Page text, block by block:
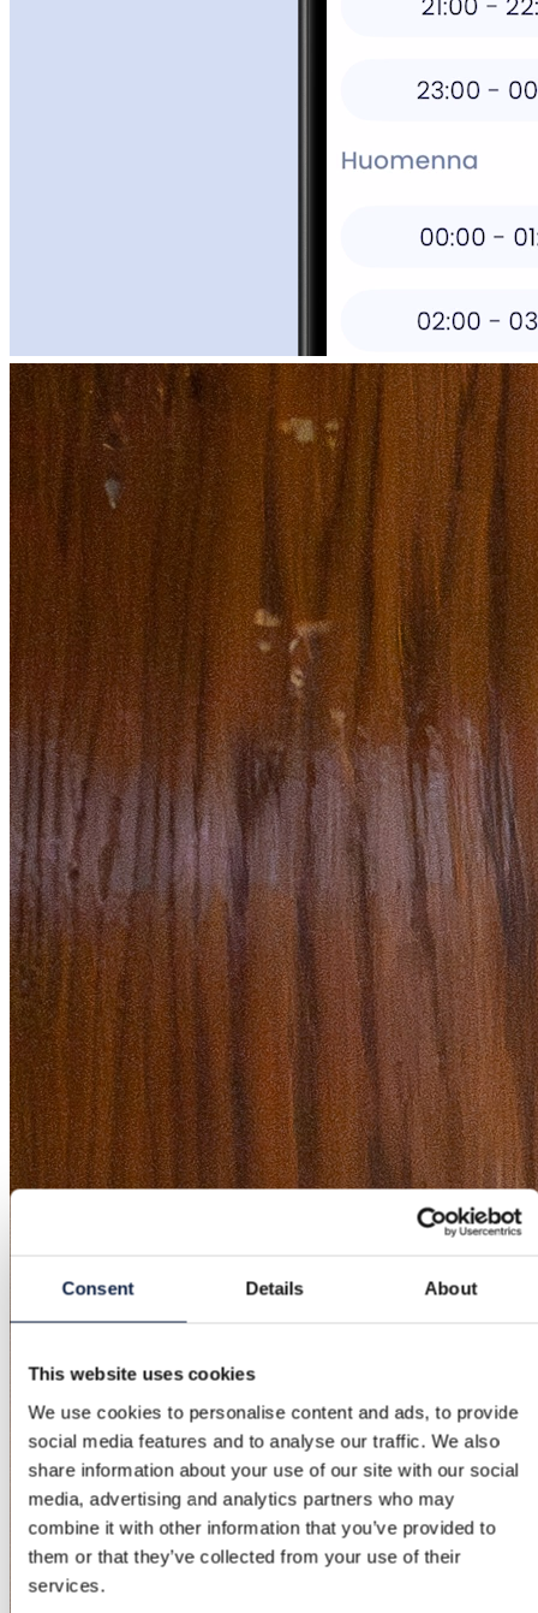
Consent Details About
This website uses cookies
We use cookies to personalise content and ads, to provide
social media features and to analyse our traffic. We also
share information about your use of our site with our social
media, advertising and analytics partners who may
combine it with other information that you’ve provided to
them or that they’ve collected from your use of their
services.